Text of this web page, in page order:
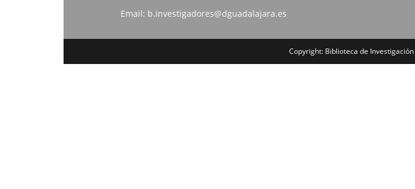
Email: b.investigadores@dguadalajara.es
Copyright: Biblioteca de